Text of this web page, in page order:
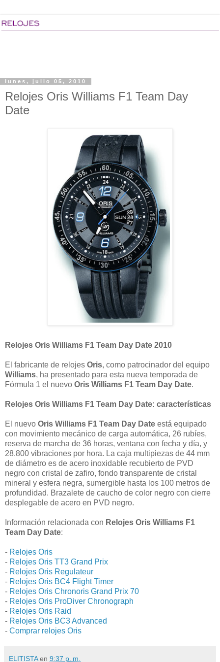
lunes, julio 05, 2010
Relojes Oris Williams F1 Team Day
Date
Relojes Oris Williams F1 Team Day Date 2010
El fabricante de relojes Oris, como patrocinador del equipo
Williams, ha presentado para esta nueva temporada de
Fórmula 1 el nuevo Oris Williams F1 Team Day Date.
Relojes Oris Williams F1 Team Day Date: características
El nuevo Oris Williams F1 Team Day Date está equipado
con movimiento mecánico de carga automática, 26 rubíes,
reserva de marcha de 36 horas, ventana con fecha y día, y
28.800 vibraciones por hora. La caja multipiezas de 44 mm
de diámetro es de acero inoxidable recubierto de PVD
negro con cristal de zafiro, fondo transparente de cristal
mineral y esfera negra, sumergible hasta los 100 metros de
profundidad. Brazalete de caucho de color negro con cierre
desplegable de acero en PVD negro.
Información relacionada con Relojes Oris Williams F1
Team Day Date:
- Relojes Oris
- Relojes Oris TT3 Grand Prix
- Relojes Oris Regulateur
- Relojes Oris BC4 Flight Timer
- Relojes Oris Chronoris Grand Prix 70
- Relojes Oris ProDiver Chronograph
- Relojes Oris Raid
- Relojes Oris BC3 Advanced
- Comprar relojes Oris
ELITISTA en 9:37 p. m.